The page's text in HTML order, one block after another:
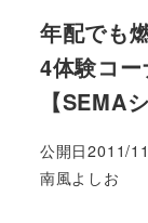
年配でも
4体験コー
【SEMA
公開日2011/
著
南風よしお